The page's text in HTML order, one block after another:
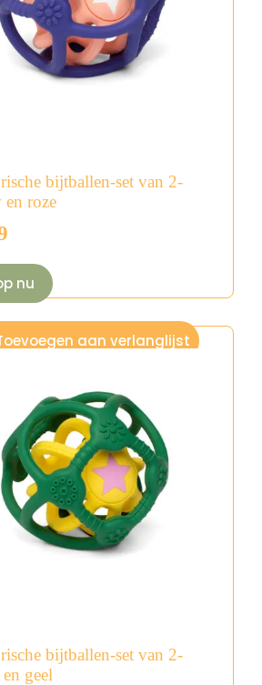
bijtballen-set van 2-
en roze
nu
aan verlanglijst
bijtballen-set van 2-
geel